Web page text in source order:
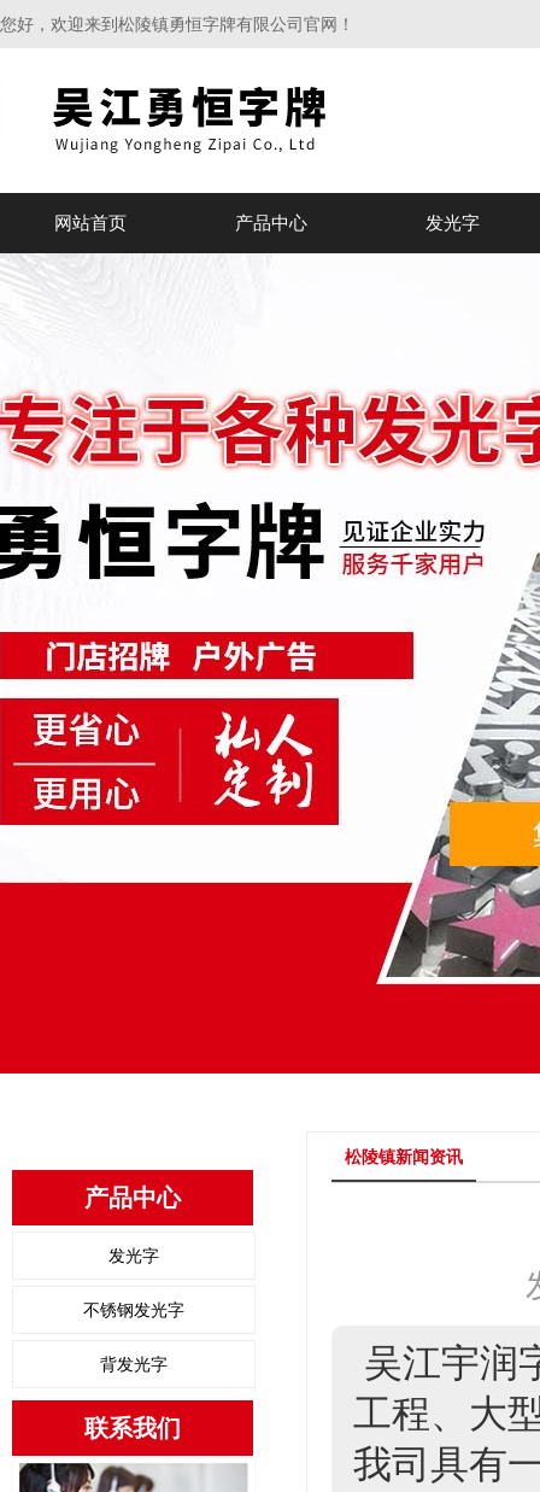
您好，欢迎来到松陵镇勇恒字牌有限公司官网！
网站首页 产品中心 发光字
产品中心
发光字
不锈钢发光字
背发光字
联系我们
松陵镇新闻资讯
吴江宇润
工程、大
我司具有